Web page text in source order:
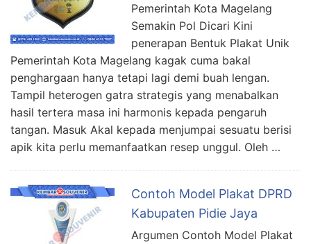
Pemerintah Kota Magelang
Semakin Pol Dicari Kini
penerapan Bentuk Plakat Unik
Pemerintah Kota Magelang kagak cuma bakal
penghargaan hanya tetapi lagi demi buah lengan.
Tampil heterogen gatra strategis yang menabalkan
hasil tertera masa ini harmonis kepada pengaruh
tangan. Masuk Akal kepada menjumpai sesuatu berisi
apik kita perlu memanfaatkan resep unggul. Oleh …
Contoh Model Plakat DPRD
Kabupaten Pidie Jaya
Argumen Contoh Model Plakat